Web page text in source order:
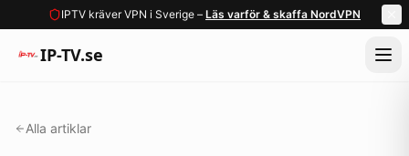
IPTV kräver VPN i Sverige – Läs varför & skaffa NordVPN
IP-TV.se
Alla artiklar